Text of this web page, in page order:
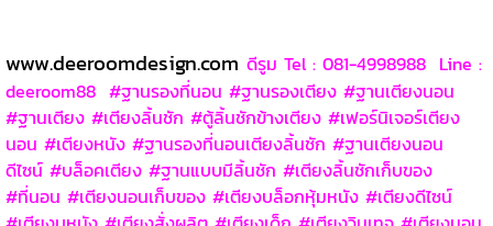
www.deeroomdesign.com ดีรูม Tel : 081-4998988 Line :
deeroom88 #ฐานรองที่นอน #ฐานรองเตียง #ฐานเตียงนอน
#ฐานเตียง #เตียงลิ้นชัก #ตู้ลิ้นชักข้างเตียง #เฟอร์นิเจอร์เตียง
นอน #เตียงหนัง #ฐานรองที่นอนเตียงลิ้นชัก #ฐานเตียงนอน
ดีไซน์ #บล็อคเตียง #ฐานแบบมีลิ้นชัก #เตียงลิ้นชักเก็บของ
#ที่นอน #เตียงนอนเก็บของ #เตียงบล็อกหุ้มหนัง #เตียงดีไซน์